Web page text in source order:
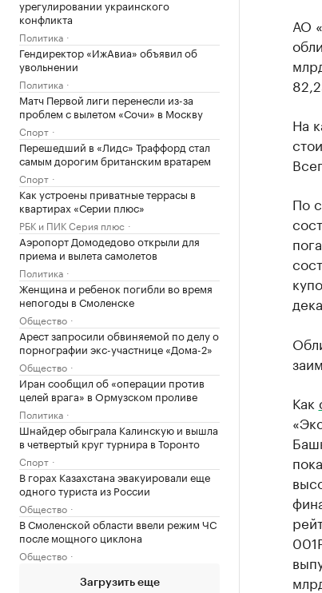
урегулировании украинского
конфликта
Политика
Гендиректор «ИжАвиа» объявил об
увольнении
Политика
Матч Первой лиги перенесли из-за
проблем с вылетом «Сочи» в Москву
Спорт
Перешедший в «Лидс» Траффорд стал
самым дорогим британским вратарем
Спорт
Как устроены приватные террасы в
квартирах «Серии плюс»
РБК и ПИК Серия плюс
Аэропорт Домодедово открыли для
приема и вылета самолетов
Политика
Женщина и ребенок погибли во время
непогоды в Смоленске
Общество
Арест запросили обвиняемой по делу о
порнографии экс-участнице «Дома-2»
Общество
Иран сообщил об «операции против
целей врага» в Ормузском проливе
Политика
Шнайдер обыграла Калинскую и вышла
в четвертый круг турнира в Торонто
Спорт
В горах Казахстана эвакуировали еще
одного туриста из России
Общество
В Смоленской области ввели режим ЧС
после мощного циклона
Общество
Загрузить еще
АО
На
По
Как